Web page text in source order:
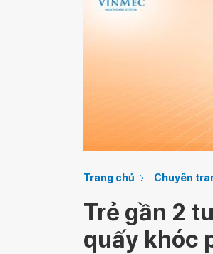
Trang chủ Chuyên
Trẻ gần 2
quấy khóc